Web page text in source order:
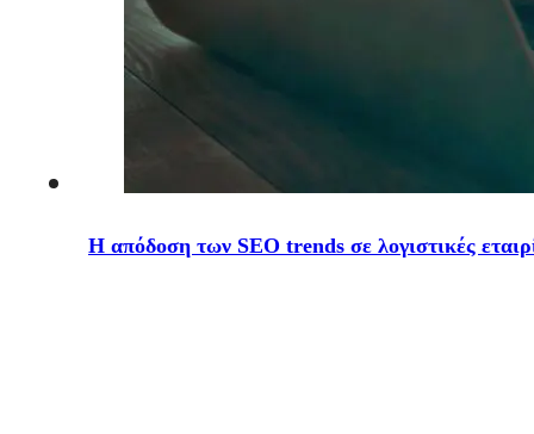
Η απόδοση των SEO trends σε λογιστικές